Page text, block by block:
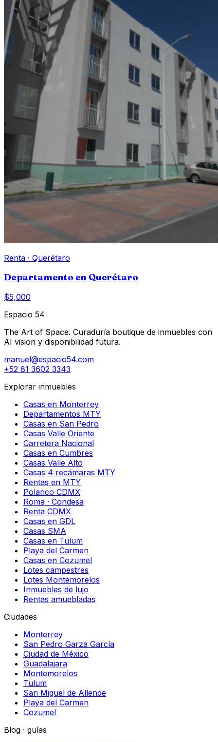
Renta · Querétaro
Departamento en Querétaro
$5,000
Espacio 54
The Art of Space. Curaduría boutique de inmuebles con
AI vision y disponibilidad futura.
manuel@espacio54.com
+52 81 3602 3343
Explorar inmuebles
Casas en Monterrey
Departamentos MTY
Casas en San Pedro
Casas Valle Oriente
Carretera Nacional
Casas en Cumbres
Casas Valle Alto
Casas 4 recámaras MTY
Rentas en MTY
Polanco CDMX
Roma · Condesa
Renta CDMX
Casas en GDL
Casas SMA
Casas en Tulum
Playa del Carmen
Casas en Cozumel
Lotes campestres
Lotes Montemorelos
Inmuebles de lujo
Rentas amuebladas
Ciudades
Monterrey
San Pedro Garza García
Ciudad de México
Guadalajara
Montemorelos
Tulum
San Miguel de Allende
Playa del Carmen
Cozumel
Blog · guías